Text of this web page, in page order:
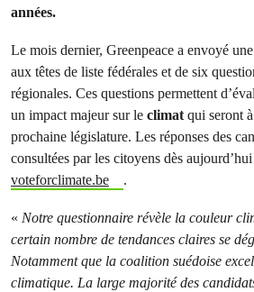
années.
Le mois dernier, Greenpeace a envoyé
aux têtes de liste fédérales et de six
régionales. Ces questions permettent
un impact majeur sur le climatqui seront
prochaine législature. Les réponses des
consultées par les citoyens dès
voteforclimate.be
.
« Notre questionnaire révèle la couleur
certain nombre de tendances claires se
Notamment que la coalition suédoise
climatique. La large majorité des